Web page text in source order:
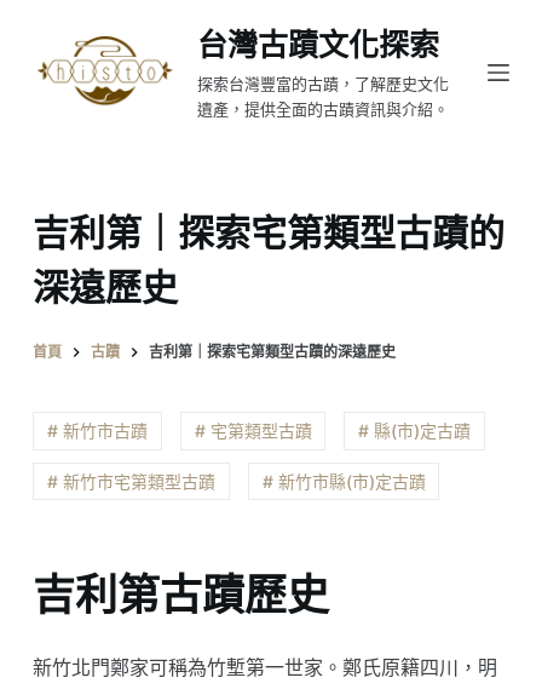
至
台灣古蹟文化探索
探索台灣豐富的古蹟，了解歷史文化
遺產，提供全面的古蹟資訊與介紹。
吉利第｜探索宅第類型古蹟的
深遠歷史
首頁 古蹟 吉利第｜探索宅第類型古蹟的深遠歷史
# 新竹市古蹟 # 宅第類型古蹟 # 縣(市)定古蹟
# 新竹市宅第類型古蹟 # 新竹市縣(市)定古蹟
吉利第古蹟歷史
新竹北門鄭家可稱為竹塹第一世家。鄭氏原籍四川，明